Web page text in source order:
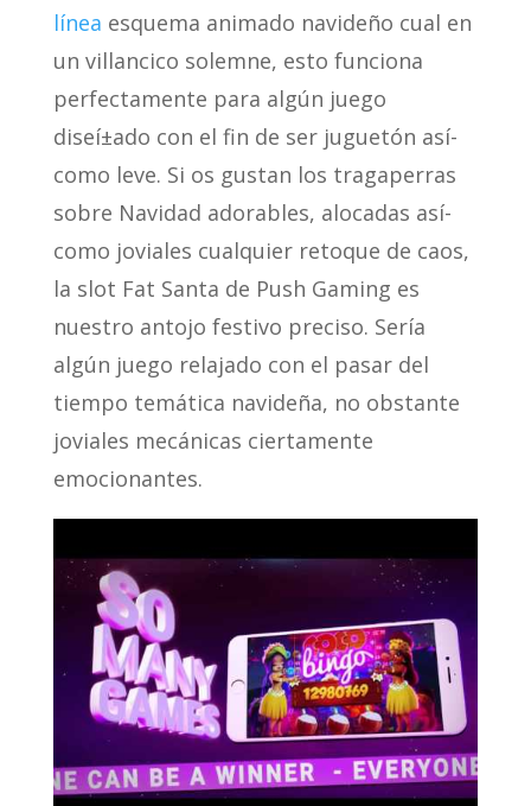
línea esquema animado navideño cual en
un villancico solemne, esto funciona
perfectamente para algún juego
diseí±ado con el fin de ser juguetón así­
como leve. Si os gustan los tragaperras
sobre Navidad adorables, alocadas así­
como joviales cualquier retoque de caos,
la slot Fat Santa de Push Gaming es
nuestro antojo festivo preciso. Serí­a
algún juego relajado con el pasar del
tiempo temática navideña, no obstante
joviales mecánicas ciertamente
emocionantes.